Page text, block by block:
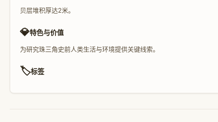
贝层堆积厚达2米。
💎特色与价值
为研究珠三角史前人类生活与环境提供关键线索。
🏷️标签